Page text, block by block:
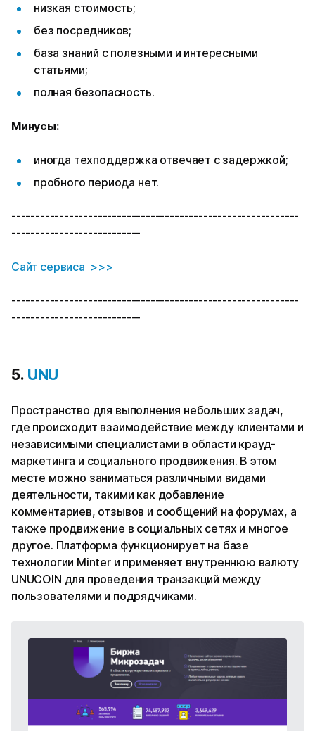
низкая стоимость;
без посредников;
база знаний с полезными и интересными
статьями;
полная безопасность.
Минусы:
иногда техподдержка отвечает с задержкой;
пробного периода нет.
------------------------------------------------------------
---------------------------
Сайт сервиса >>>
------------------------------------------------------------
---------------------------
5. UNU
Пространство для выполнения небольших задач,
где происходит взаимодействие между клиентами и
независимыми специалистами в области крауд-
маркетинга и социального продвижения. В этом
месте можно заниматься различными видами
деятельности, такими как добавление
комментариев, отзывов и сообщений на форумах, а
также продвижение в социальных сетях и многое
другое. Платформа функционирует на базе
технологии Minter и применяет внутреннюю валюту
UNUCOIN для проведения транзакций между
пользователями и подрядчиками.